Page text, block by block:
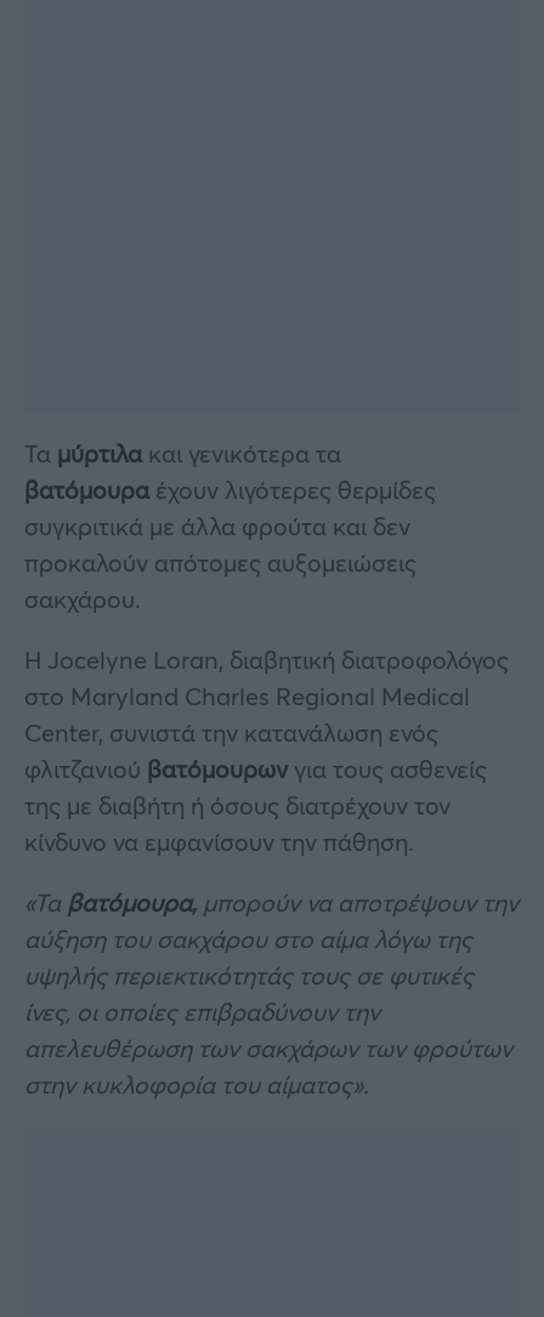
Τα μύρτιλακαι γενικότερα τα
βατόμουραέχουν λιγότερες θερμίδες
συγκριτικά με άλλα φρούτα και δεν
προκαλούν απότομες αυξομειώσεις
σακχάρου.
Η Jocelyne Loran, διαβητική διατροφολόγος
στο Maryland Charles Regional Medical
Center, συνιστά την κατανάλωση ενός
φλιτζανιού βατόμουρωνγια τους ασθενείς
της με διαβήτη ή όσους διατρέχουν τον
κίνδυνο να εμφανίσουν την πάθηση.
«Τα βατόμουρα, μπορούν να αποτρέψουν την
αύξηση του σακχάρου στο αίμα λόγω της
υψηλής περιεκτικότητάς τους σε φυτικές
ίνες, οι οποίες επιβραδύνουν την
απελευθέρωση των σακχάρων των φρούτων
στην κυκλοφορία του αίματος».